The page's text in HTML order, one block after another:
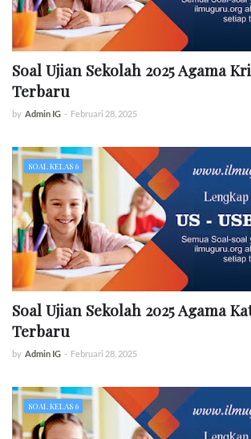
Soal Ujian Sekolah 2025 Agama
Terbaru
by Admin IG - Februari 28, 2025
SOAL KELAS 6
Soal Ujian Sekolah 2025 Agama
Terbaru
by Admin IG - Februari 28, 2025
SOAL KELAS 6